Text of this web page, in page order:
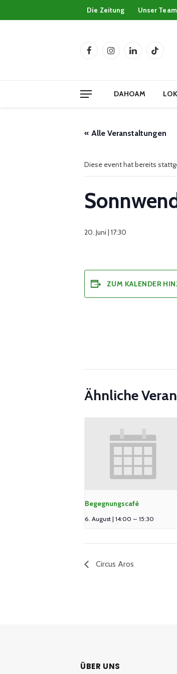
Die Zeitung Unser Team
FacebookInstagramLinkedInTikTok
DAHOAM
« Alle Veranstaltungen
Diese event hat bereits
20. Juni | 17:30
ZUM KALENDER
Ähnliche
Begegnungscafé
6. August | 14:00 – 15:30
Circus Aros
ÜBER UNS